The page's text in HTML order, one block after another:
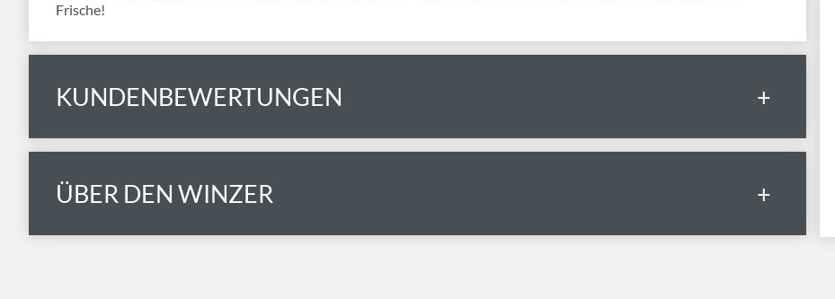
Frische!
KUNDENBEWERTUNGEN +
ÜBER DEN WINZER +